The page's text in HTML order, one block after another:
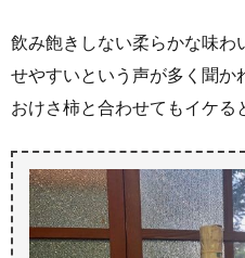
飲み飽きしない柔らかな味
せやすいという声が多く聞か
おけさ柿と合わせてもイケる